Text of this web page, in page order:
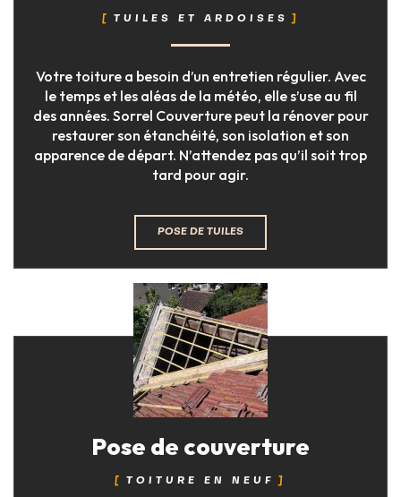
TUILES ET ARDOISES
Votre toiture a besoin d’un entretien régulier. Avec
le temps et les aléas de la météo, elle s’use au fil
des années. Sorrel Couverture peut la rénover pour
restaurer son étanchéité, son isolation et son
apparence de départ. N’attendez pas qu’il soit trop
tard pour agir.
POSE DE TUILES
Pose de couverture
TOITURE EN NEUF